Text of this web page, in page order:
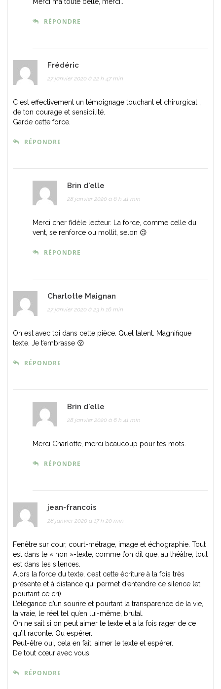
RÉPONDRE
Frédéric
27 janvier 2020 à 22 h 47 min
C est effectivement un témoignage touchant et chirurgical ,
de ton courage et sensibilité.
Garde cette force.
RÉPONDRE
Brin d'elle
28 janvier 2020 à 6 h 41 min
Merci cher fidèle lecteur. La force, comme celle du
vent, se renforce ou mollit, selon 😉
RÉPONDRE
Charlotte Maignan
27 janvier 2020 à 23 h 16 min
On est avec toi dans cette pièce. Quel talent. Magnifique
texte. Je t’embrasse 😚
RÉPONDRE
Brin d'elle
28 janvier 2020 à 6 h 41 min
Merci Charlotte, merci beaucoup pour tes mots.
RÉPONDRE
jean-francois
28 janvier 2020 à 17 h 20 min
Fenêtre sur cour, court-métrage, image et échographie. Tout
est dans le « non »-texte, comme l’on dit que, au théâtre, tout
est dans les silences.
Alors la force du texte, c’est cette écriture à la fois très
présente et à distance qui permet d’entendre ce silence (et
pourtant ce cri).
L’élégance d’un sourire et pourtant la transparence de la vie,
la vraie, le réel tel qu’en lui-même, brutal.
On ne sait si on peut aimer le texte et à la fois rager de ce
qu’il raconte. Ou espérer.
Peut-être oui, cela en fait: aimer le texte et espérer.
De tout cœur avec vous
RÉPONDRE